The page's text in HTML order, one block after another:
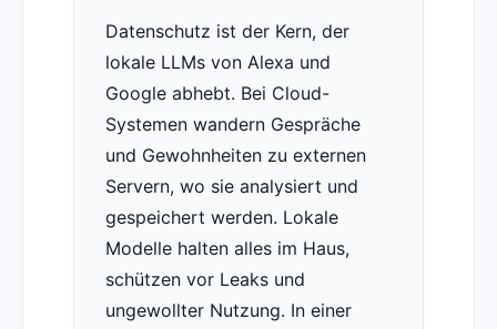
Datenschutz ist der Kern, der
lokale LLMs von Alexa und
Google abhebt. Bei Cloud-
Systemen wandern Gespräche
und Gewohnheiten zu externen
Servern, wo sie analysiert und
gespeichert werden. Lokale
Modelle halten alles im Haus,
schützen vor Leaks und
ungewollter Nutzung. In einer